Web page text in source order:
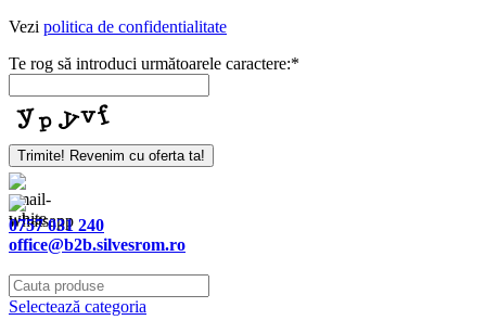
Vezi politica de confidentialitate
Te rog să introduci următoarele caractere:*
Trimite! Revenim cu oferta ta!
0757 031 240
office@b2b.silvesrom.ro
Selectează categoria